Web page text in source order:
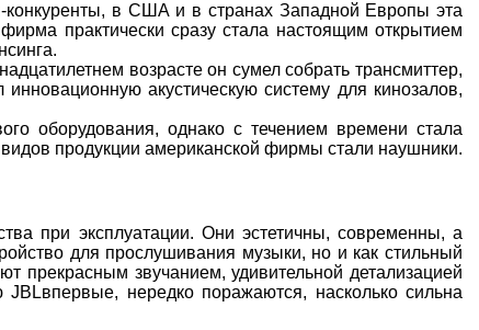
конкуренты, в США и в странах Западной Европы эта
практически сразу стала настоящим открытием
возрасте он сумел собрать трансмиттер,
акустическую систему для кинозалов,
оборудования, однако с течением времени стала
продукции американской фирмы стали наушники.
при эксплуатации. Они эстетичны, современны, а
для прослушивания музыки, но и как стильный
прекрасным звучанием, удивительной детализацией
нередко поражаются, насколько сильна